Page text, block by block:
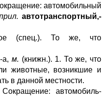
автомобильный
автотранспортный,-
(спец.). То же, что
-а,м. (книжн.). 1. То же, что
животные, возникшие и
в данной местности.
Сокращение: автомобиль-